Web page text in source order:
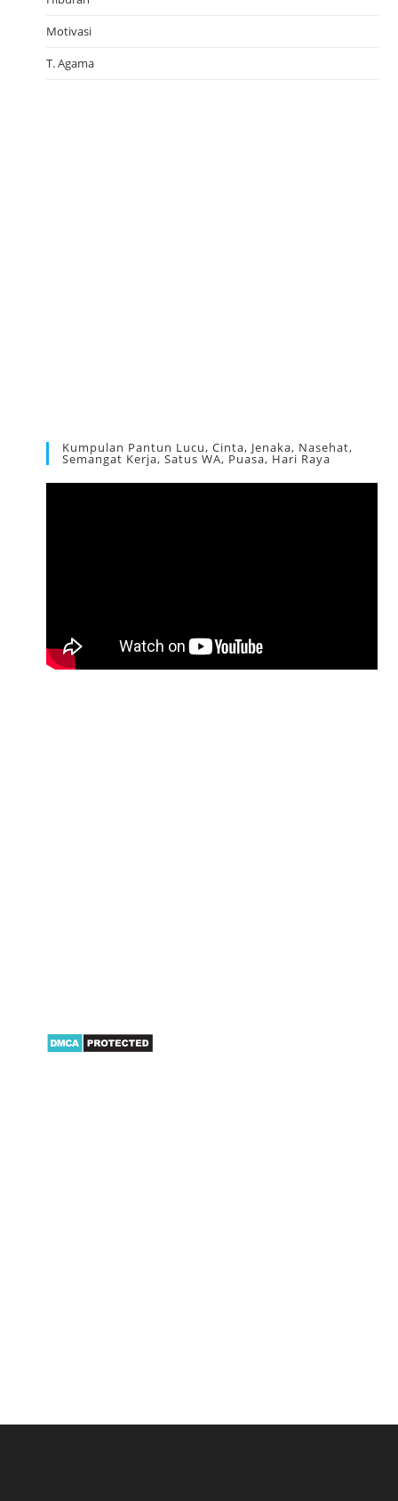
Motivasi
T. Agama
Kumpulan Pantun Lucu, Cinta, Jenaka, Nasehat,
Semangat Kerja, Satus WA, Puasa, Hari Raya